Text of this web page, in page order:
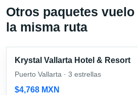
Otros paquetes
la misma ruta
Krystal Vallarta Hotel & Resort
Puerto Vallarta · 3 estrellas
$4,768 MXN